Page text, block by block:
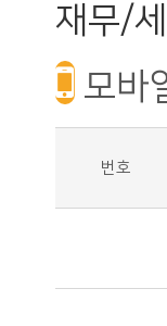
재무/
모바
번호